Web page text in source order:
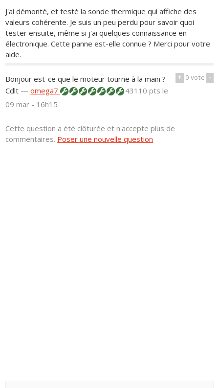
J'ai démonté, et testé la sonde thermique qui affiche des
valeurs cohérente. Je suis un peu perdu pour savoir quoi
tester ensuite, même si j'ai quelques connaissance en
électronique. Cette panne est-elle connue ? Merci pour votre
aide.
+ 0vote -
Bonjour est-ce que le moteur tourne à la main ?
Cdlt —omega7 43110 ptsle
09 mar - 16h15
Cette question a été clôturée et n'accepte plus de
commentaires. Poser une nouvelle question